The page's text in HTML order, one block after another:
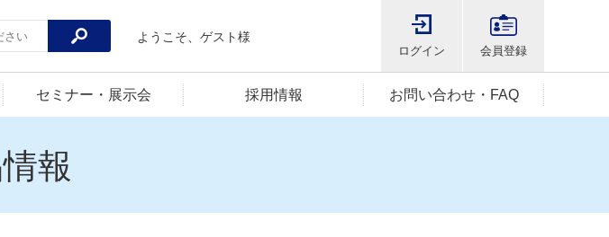
ようこそ、ゲスト様
ログイン 会員登録
セミナー・展示会 採用情報 お問い合わせ・FAQ
報